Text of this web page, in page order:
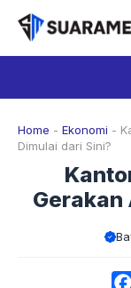
Langsung
isi
Home - Ekonomi -
Dimulai dari Sini?
Gerakan